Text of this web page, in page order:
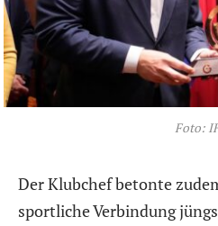
Foto:
Der Klubchef betonte
sportliche Verbindung